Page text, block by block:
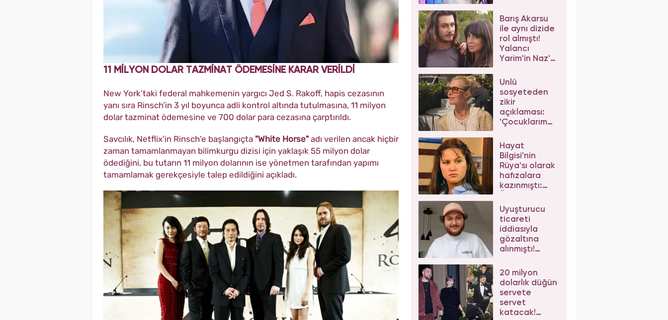
11 MİLYON DOLAR TAZMİNAT ÖDEMESİNE KARAR VERİLDİ
New York’taki federal mahkemenin yargıcı Jed S. Rakoff, hapis cezasının
yanı sıra Rinsch’in 3 yıl boyunca adli kontrol altında tutulmasına, 11 milyon
dolar tazminat ödemesine ve 700 dolar para cezasına çarptırıldı.
Savcılık, Netflix'in Rinsch'e başlangıçta "White Horse" adı verilen ancak hiçbir
zaman tamamlanmayan bilimkurgu dizisi için yaklaşık 55 milyon dolar
ödediğini, bu tutarın 11 milyon dolarının ise yönetmen tarafından yapımı
tamamlamak gerekçesiyle talep edildiğini açıkladı.
Ortağından
dikkat çeken
açıklama
Barış Akarsu
ile aynı dizide
rol almıştı!
Yalancı
Yarim'in Naz'ı
beğeni yağdı
Ünlü
sosyeteden
zikir
açıklaması:
'Çocuklarım
diyerek gelen
eleştirilere
yanıt verdi
Hayat
Bilgisi'nin
Rüya'sı olarak
hafızalara
kazınmıştı:
oyuncunun
değişimi şoke
etti
Uyuşturucu
ticareti
iddiasıyla
gözaltına
alınmıştı!
Tomay,
herkesten
helallik istedi
20 milyon
dolarlık düğün
servete
servet
katacak!